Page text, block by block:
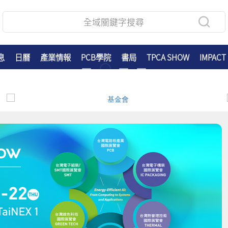
日曆 產業情報 PCB學院 書局 TPCA SHOW IMPACT